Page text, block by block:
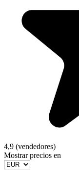
4,9 (vendedores)
Mostrar precios en